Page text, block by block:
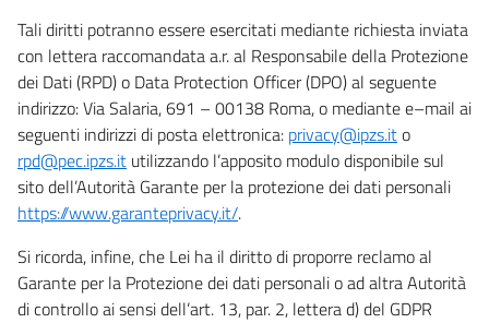
Tali diritti potranno essere esercitati mediante richiesta inviata
con lettera raccomandata a.r. al Responsabile della Protezione
dei Dati (RPD) o Data Protection Officer (DPO) al seguente
indirizzo: Via Salaria, 691 – 00138 Roma, o mediante e–mail ai
seguenti indirizzi di posta elettronica: privacy@ipzs.ito
rpd@pec.ipzs.it utilizzando l’apposito modulo disponibile sul
sito dell’Autorità Garante per la protezione dei dati personali
https://www.garanteprivacy.it/.
Si ricorda, infine, che Lei ha il diritto di proporre reclamo al
Garante per la Protezione dei dati personali o ad altra Autorità
di controllo ai sensi dell’art. 13, par. 2, lettera d) del GDPR